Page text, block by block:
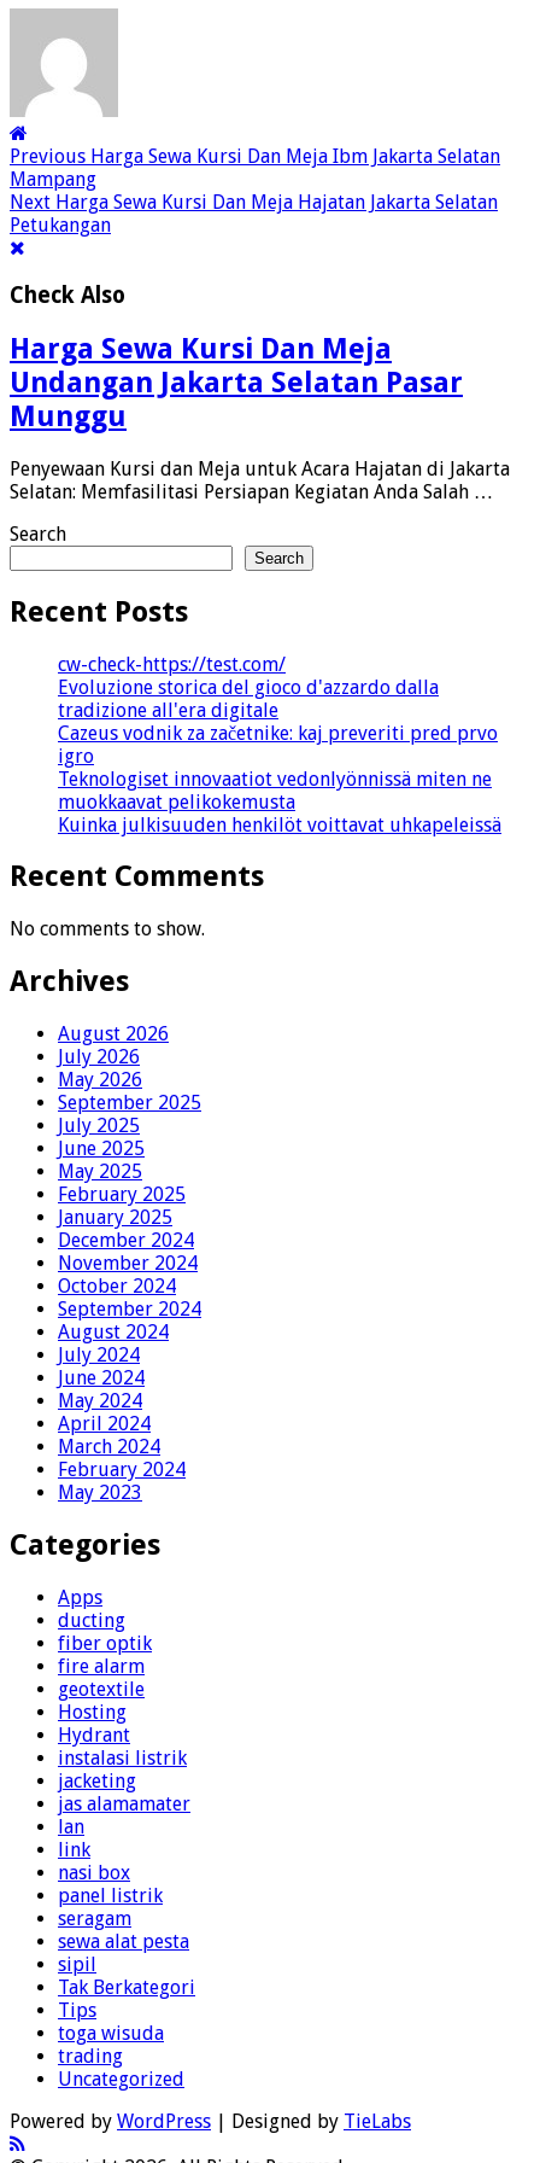
Previous Harga Sewa Kursi Dan Meja Ibm Jakarta Selatan
Mampang
Next Harga Sewa Kursi Dan Meja Hajatan Jakarta Selatan
Petukangan
Check Also
Harga Sewa Kursi Dan Meja
Undangan Jakarta Selatan Pasar
Munggu
Penyewaan Kursi dan Meja untuk Acara Hajatan di Jakarta
Selatan: Memfasilitasi Persiapan Kegiatan Anda Salah …
Search
Search
Recent Posts
cw-check-https://test.com/
Evoluzione storica del gioco d'azzardo dalla
tradizione all'era digitale
Cazeus vodnik za začetnike: kaj preveriti pred prvo
igro
Teknologiset innovaatiot vedonlyönnissä miten ne
muokkaavat pelikokemusta
Kuinka julkisuuden henkilöt voittavat uhkapeleissä
Recent Comments
No comments to show.
Archives
August 2026
July 2026
May 2026
September 2025
July 2025
June 2025
May 2025
February 2025
January 2025
December 2024
November 2024
October 2024
September 2024
August 2024
July 2024
June 2024
May 2024
April 2024
March 2024
February 2024
May 2023
Categories
Apps
ducting
fiber optik
fire alarm
geotextile
Hosting
Hydrant
instalasi listrik
jacketing
jas alamamater
lan
link
nasi box
panel listrik
seragam
sewa alat pesta
sipil
Tak Berkategori
Tips
toga wisuda
trading
Uncategorized
Powered by WordPress | Designed by TieLabs